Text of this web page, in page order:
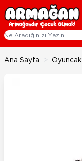
İçeriğe geç
Ana Sayfa >